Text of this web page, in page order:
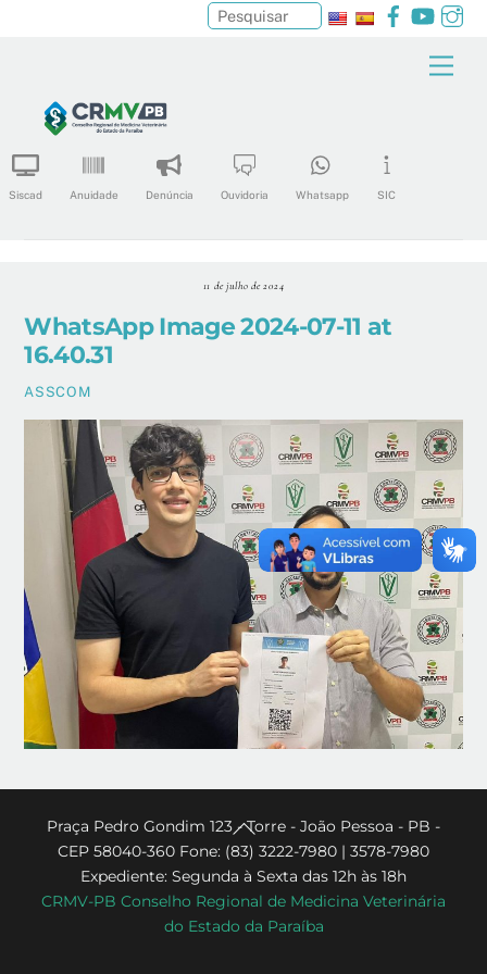
content
Facebook
Siscad Anuidade Denúncia Ouvidoria Whatsapp SIC
Pesquisar
11 de julho de 2024
WhatsApp Image 2024-07-11 at
16.40.31
ASSCOM
Back
To
Top
Praça Pedro Gondim 123 - Torre - João Pessoa - PB -
CEP 58040-360 Fone: (83) 3222-7980 | 3578-7980
Expediente: Segunda à Sexta das 12h às 18h
CRMV-PB Conselho Regional de Medicina Veterinária
do Estado da Paraíba